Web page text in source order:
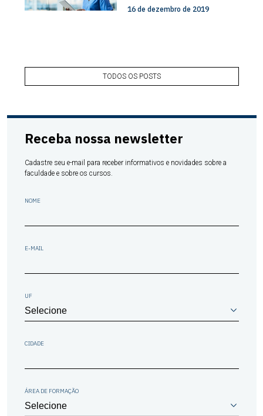
16 de dezembro de 2019
TODOS OS POSTS
Receba nossa newsletter
Cadastre seu e-mail para receber informativos e novidades sobre a
faculdade e sobre os cursos.
NOME
E-MAIL
UF
CIDADE
ÁREA DE FORMAÇÃO